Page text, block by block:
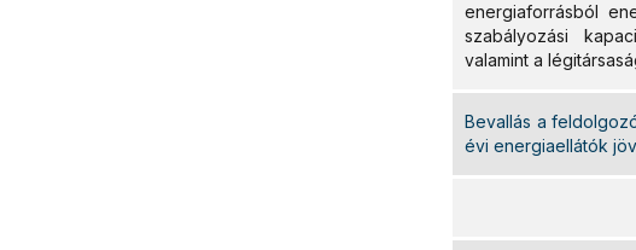
energiaforrásból
szabályozási
valamint a
Bevallás a
évi energiaellátók